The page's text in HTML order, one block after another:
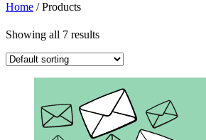
Home / Products
Showing all 7 results